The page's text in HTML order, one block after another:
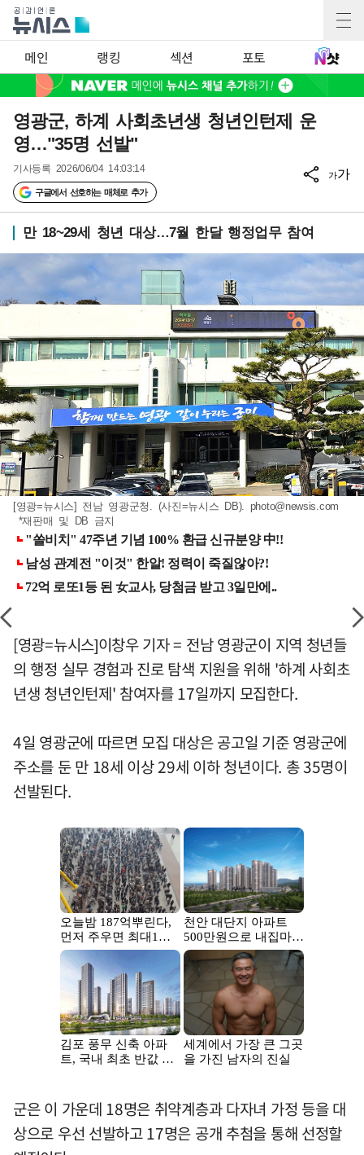
메인 랭킹 섹션 포토
영광군, 하계 사회초년생 청년인턴제 운
영…"35명 선발"
기사등록 2026/06/04 14:03:14
구글에서 선호하는 매체로 추가
가가
만 18~29세 청년 대상…7월 한달 행정업무 참여
[영광=뉴시스] 전남 영광군청. (사진=뉴시스 DB). photo@newsis.com
*재판매 및 DB 금지
[영광=뉴시스]이창우 기자 = 전남 영광군이 지역 청년들
의 행정 실무 경험과 진로 탐색 지원을 위해 '하계 사회초
년생 청년인턴제' 참여자를 17일까지 모집한다.
4일 영광군에 따르면 모집 대상은 공고일 기준 영광군에
주소를 둔 만 18세 이상 29세 이하 청년이다. 총 35명이
선발된다.
군은 이 가운데 18명은 취약계층과 다자녀 가정 등을 대
상으로 우선 선발하고 17명은 공개 추첨을 통해 선정할